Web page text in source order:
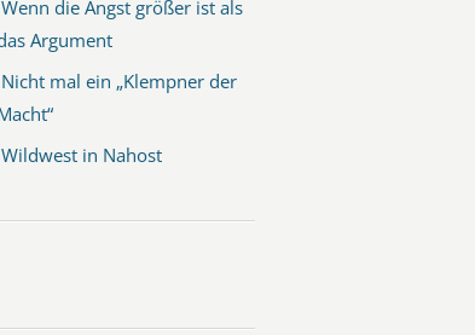
Wenn die Angst größer ist als
Argument
Nicht mal ein „Klempner der
Wildwest in Nahost